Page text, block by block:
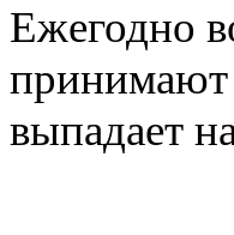
Ежегодно
принимают
выпадает